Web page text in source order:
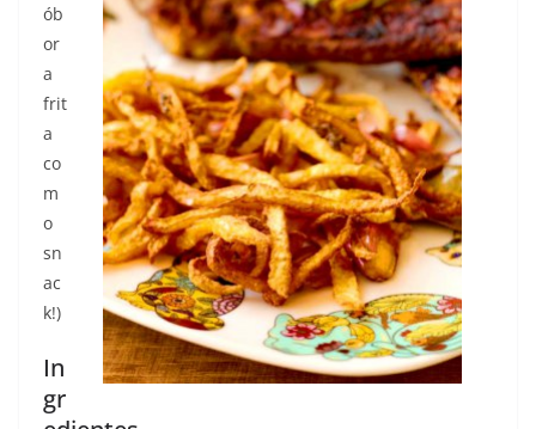
ób
or
a
frit
a
co
m
o
sn
ac
k!)
In
gr